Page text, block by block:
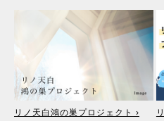
リノ天白鴻の巣プロジェクト ›